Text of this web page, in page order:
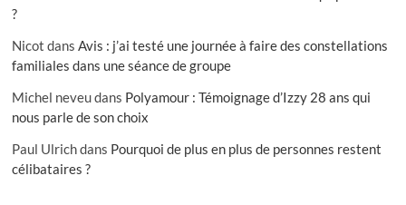
?
Nicot dansAvis : j’ai testé une journée à faire des constellations
familiales dans une séance de groupe
Michel neveudans Polyamour : Témoignage d’Izzy 28 ans qui
nous parle de son choix
Paul Ulrichdans Pourquoi de plus en plus de personnes restent
célibataires ?